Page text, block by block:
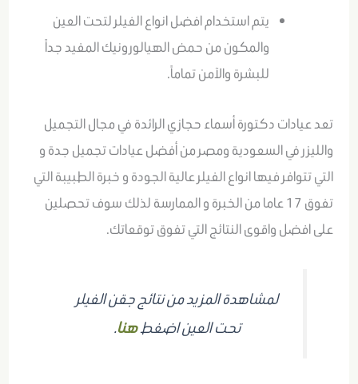
يتم استخدام افضل انواع الفيلر لتحت العين
والمكون من حمض الهيالورونيك المفيد جداً
للبشرة والآمن تماماً.
تعد عيادات دكتورة أسماء حجازي الرائدة في مجال التجميل
والليزر في السعودية ومصر من أفضل عيادات تجميل جدة و
التي تتوافر فيها انواع الفيلر عالية الجودة و خبرة الطبيبة التي
تفوق 17 عاما من الخبرة و الممارسة لذلك سوف تحصلين
على افضل واقوى النتائج التي تفوق توقعاتك.
لمشاهدة المزيد من نتائج جقن الفيلر
تحت العين اضغطهنا.